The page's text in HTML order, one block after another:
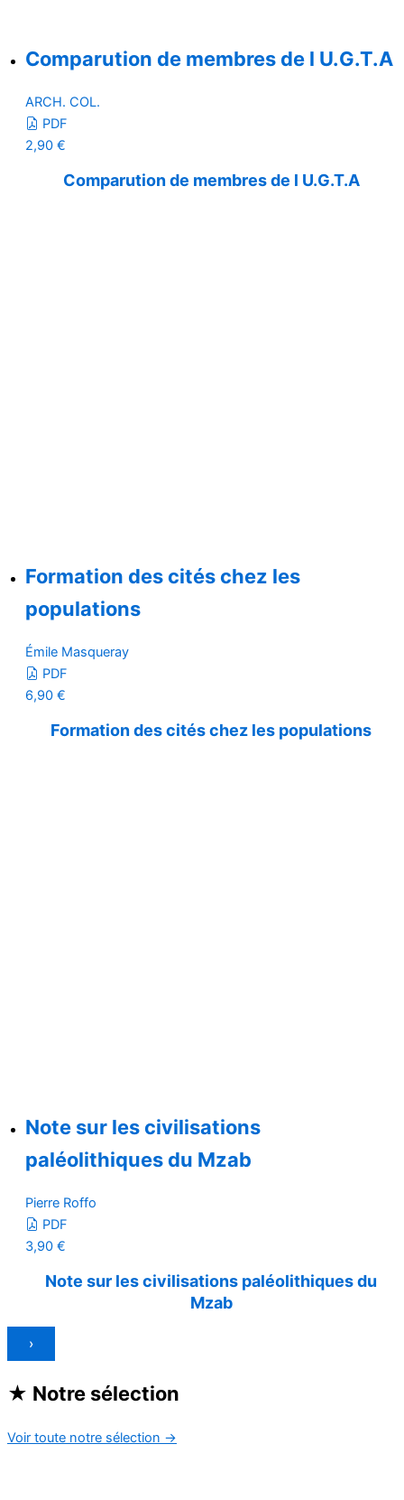
Comparution de membres de l U.G.T.A
ARCH. COL.
PDF
2,90 €
Comparution de membres de l U.G.T.A
Formation des cités chez les
populations
Émile Masqueray
PDF
6,90 €
Formation des cités chez les populations
Note sur les civilisations
paléolithiques du Mzab
Pierre Roffo
PDF
3,90 €
Note sur les civilisations paléolithiques du
Mzab
›
★ Notre sélection
Voir toute notre sélection →